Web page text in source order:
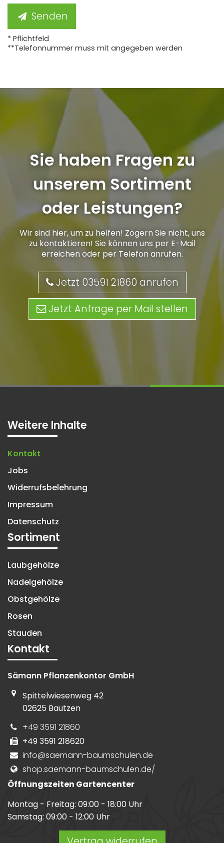
Senden
* Pflichtfeld
**Telefonnummer muss mit angegeben werden
Sie haben Fragen zu
unserem Sortiment
oder Leistungen?
Wir sind hier, um zu helfen! Zögern Sie nicht, uns
zu kontaktieren! Sie können uns per E-Mail
erreichen oder per Telefon anrufen.
Jetzt 03591 21860 anrufen
Jetzt Anfrage per Mail stellen
Weitere Inhalte
Kontakt
Jobs
Widerrufsbelehrung
Impressum
Datenschutz
Sortiment
Laubgehölze
Nadelgehölze
Obstgehölze
Rosen
Stauden
Kontakt
Sämann Pflanzenkontor GmbH
Spittelwiesenweg 42
02625 Bautzen
+49 3591 21860
+49 3591 218620
info@saemann-baumschulen.de
shop.saemann-baumschulen.de/
Öffnungszeiten Gartencenter
Montag - Freitag: 09:00 - 18:00 Uhr
Samstag: 09:00 - 12:00 Uhr